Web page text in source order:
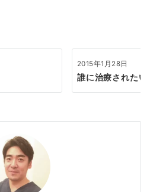
2015年1月28日
誰に治療されたい